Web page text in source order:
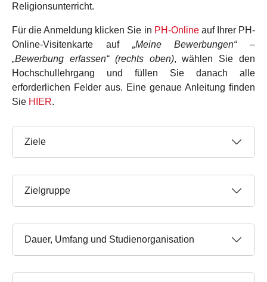
Religionsunterricht.
Für die Anmeldung klicken Sie in PH-Onlineauf Ihrer PH-
Online-Visitenkarte auf „Meine Bewerbungen“ –
„Bewerbung erfassen“ (rechts oben), wählen Sie den
Hochschullehrgang und füllen Sie danach alle
erforderlichen Felder aus. Eine genaue Anleitung finden
Sie HIER.
Ziele
Zielgruppe
Dauer, Umfang und Studienorganisation